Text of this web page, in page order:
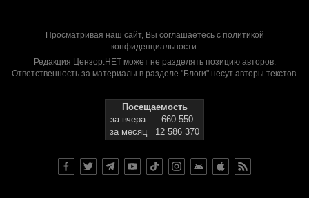
Просматривая наш сайт, Вы соглашаетесь с политикой
конфиденциальности.
Редакция Цензор.НЕТ может не разделять позицию авторов.
Ответственность за материалы в разделе "Блоги" несут авторы текстов.
Посещаемость
за вчера
660 550
за месяц
12 586 370